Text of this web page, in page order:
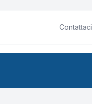
Contattaci